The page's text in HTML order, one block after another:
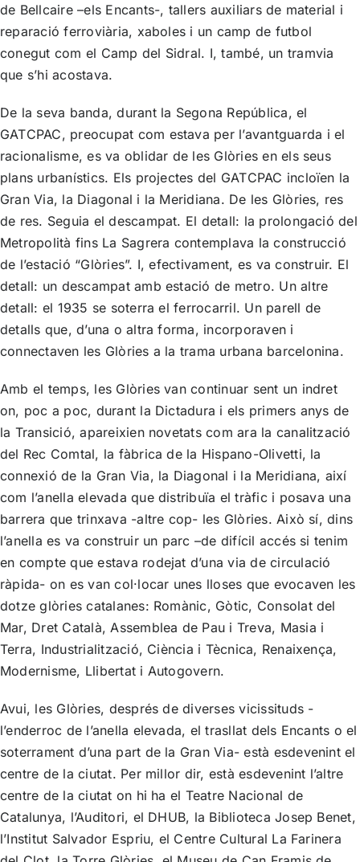
de Bellcaire –els Encants-, tallers auxiliars de material i
reparació ferroviària, xaboles i un camp de futbol
conegut com el Camp del Sidral. I, també, un tramvia
que s’hi acostava.
De la seva banda, durant la Segona República, el
GATCPAC, preocupat com estava per l’avantguarda i el
racionalisme, es va oblidar de les Glòries en els seus
plans urbanístics. Els projectes del GATCPAC incloïen la
Gran Via, la Diagonal i la Meridiana. De les Glòries, res
de res. Seguia el descampat. El detall: la prolongació del
Metropolità fins La Sagrera contemplava la construcció
de l’estació “Glòries”. I, efectivament, es va construir. El
detall: un descampat amb estació de metro. Un altre
detall: el 1935 se soterra el ferrocarril. Un parell de
detalls que, d’una o altra forma, incorporaven i
connectaven les Glòries a la trama urbana barcelonina.
Amb el temps, les Glòries van continuar sent un indret
on, poc a poc, durant la Dictadura i els primers anys de
la Transició, apareixien novetats com ara la canalització
del Rec Comtal, la fàbrica de la Hispano-Olivetti, la
connexió de la Gran Via, la Diagonal i la Meridiana, així
com l’anella elevada que distribuïa el tràfic i posava una
barrera que trinxava -altre cop- les Glòries. Això sí, dins
l’anella es va construir un parc –de difícil accés si tenim
en compte que estava rodejat d’una via de circulació
ràpida- on es van col·locar unes lloses que evocaven les
dotze glòries catalanes: Romànic, Gòtic, Consolat del
Mar, Dret Català, Assemblea de Pau i Treva, Masia i
Terra, Industrialització, Ciència i Tècnica, Renaixença,
Modernisme, Llibertat i Autogovern.
Avui, les Glòries, després de diverses vicissituds -
l’enderroc de l’anella elevada, el trasllat dels Encants o el
soterrament d’una part de la Gran Via- està esdevenint el
centre de la ciutat. Per millor dir, està esdevenint l’altre
centre de la ciutat on hi ha el Teatre Nacional de
Catalunya, l’Auditori, el DHUB, la Biblioteca Josep Benet,
l’Institut Salvador Espriu, el Centre Cultural La Farinera